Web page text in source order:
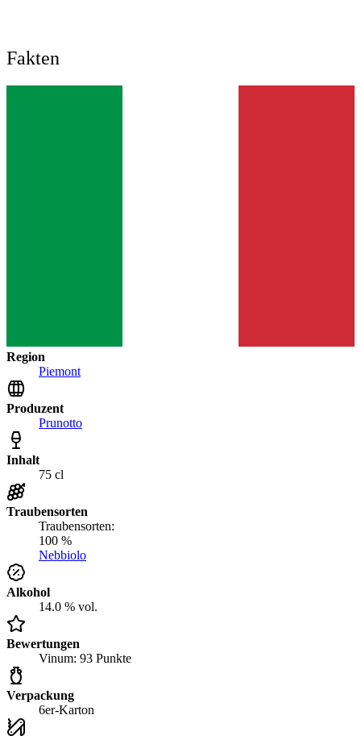
Fakten
Region
Piemont
Produzent
Prunotto
Inhalt
75 cl
Traubensorten
Traubensorten:
100 %
Nebbiolo
Alkohol
14.0 % vol.
Bewertungen
Vinum: 93 Punkte
Verpackung
6er-Karton